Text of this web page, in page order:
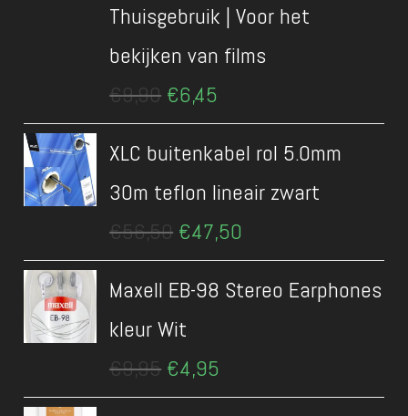
Thuisgebruik | Voor het
bekijken van films
€9,90 Oorspronkelijke
prijs
€9,90.
€6,45
€6,45.
XLC buitenkabel rol 5.0mm
30m teflon lineair zwart
€56,50 Oorspronkelijke
prijs
€56,50.
€47,50
€47,50.
Maxell EB-98 Stereo Earphones
kleur Wit
€9,95 Oorspronkelijke
prijs
€4,95